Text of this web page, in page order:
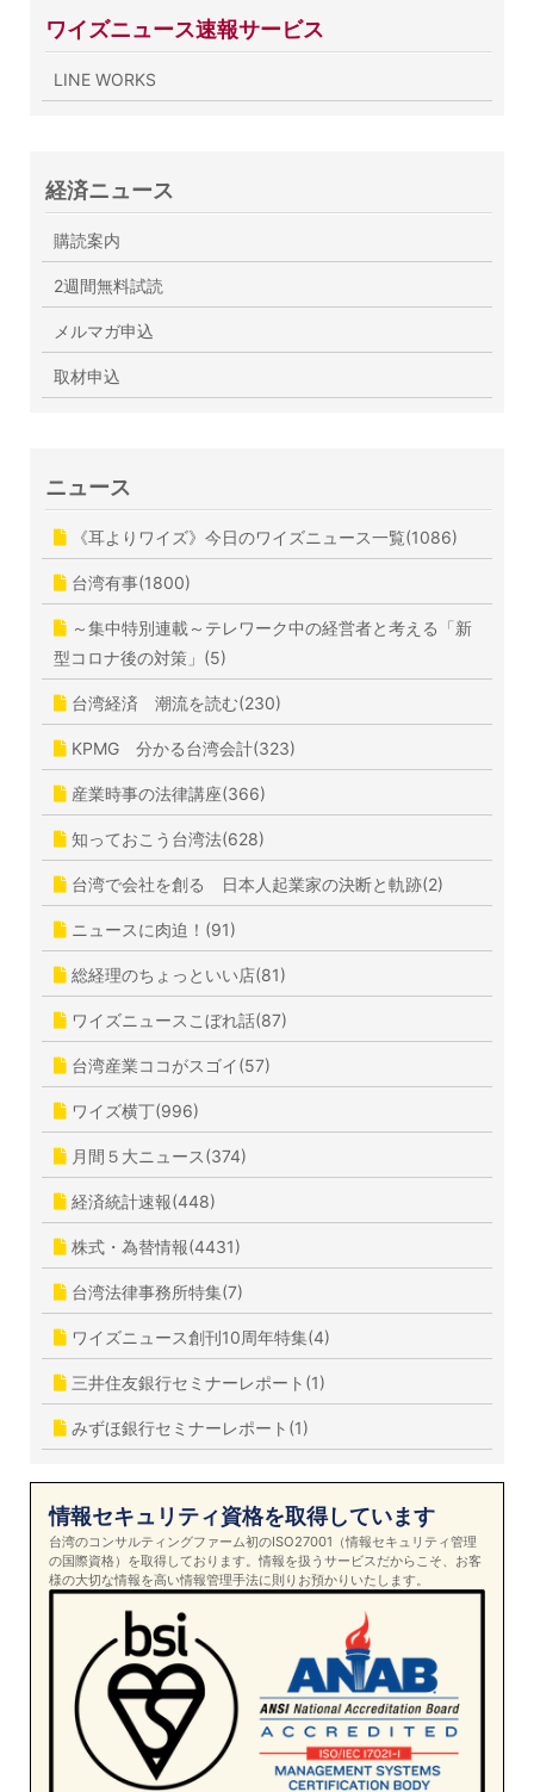
ワイズニュース速報サービス
LINE WORKS
経済ニュース
購読案内
2週間無料試読
メルマガ申込
取材申込
ニュース
《耳よりワイズ》今日のワイズニュース一覧(1086)
台湾有事(1800)
～集中特別連載～テレワーク中の経営者と考える「新
型コロナ後の対策」(5)
台湾経済 潮流を読む(230)
KPMG 分かる台湾会計(323)
産業時事の法律講座(366)
知っておこう台湾法(628)
台湾で会社を創る 日本人起業家の決断と軌跡(2)
ニュースに肉迫！(91)
総経理のちょっといい店(81)
ワイズニュースこぼれ話(87)
台湾産業ココがスゴイ(57)
ワイズ横丁(996)
月間５大ニュース(374)
経済統計速報(448)
株式・為替情報(4431)
台湾法律事務所特集(7)
ワイズニュース創刊10周年特集(4)
三井住友銀行セミナーレポート(1)
みずほ銀行セミナーレポート(1)
情報セキュリティ資格を取得しています
台湾のコンサルティングファーム初のISO27001（情報セキュリティ管理
の国際資格）を取得しております。情報を扱うサービスだからこそ、お客
様の大切な情報を高い情報管理手法に則りお預かりいたします。